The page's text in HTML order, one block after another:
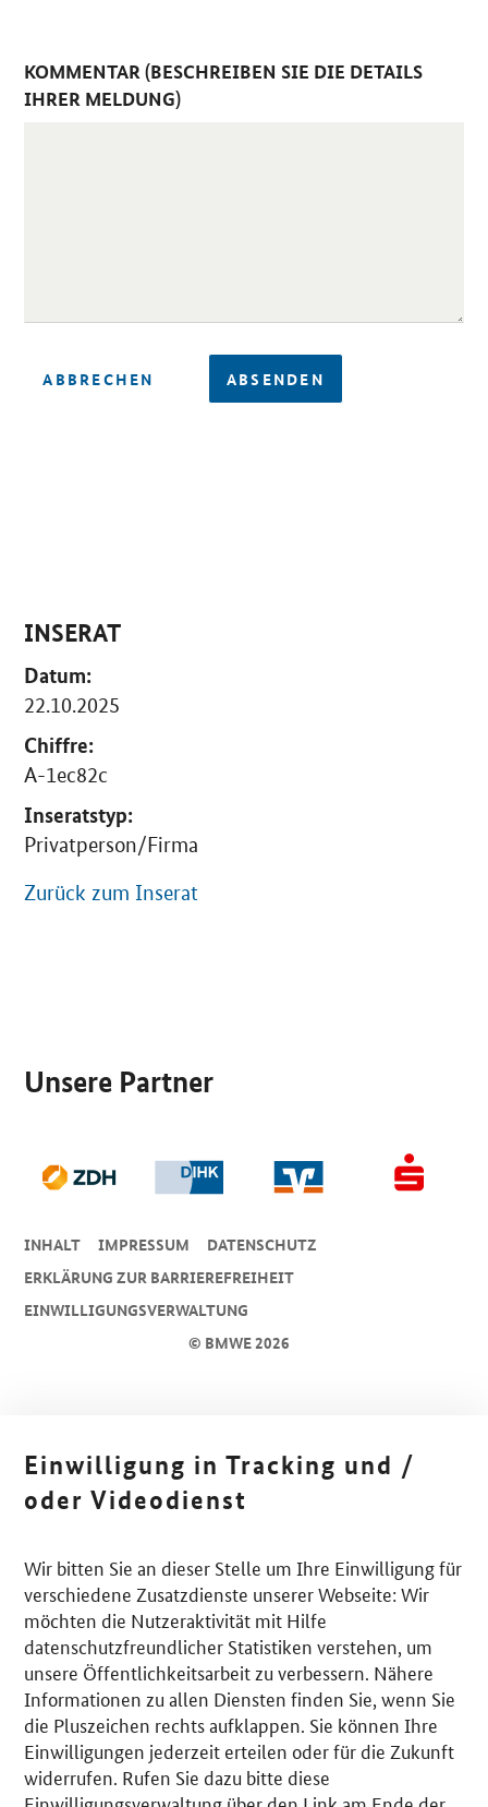
KOMMENTAR (BESCHREIBEN SIE DIE DETAILS
IHRER MELDUNG)
ABBRECHEN ABSENDEN
INSERAT
Datum:
22.10.2025
Chiffre:
A-1ec82c
Inseratstyp:
Privatperson/Firma
Zurück zum Inserat
Unsere Partner
© BMWE 2026
INHALT IMPRESSUM
DA­TEN­SCHUTZ
ERKLÄRUNG ZUR BARRIEREFREIHEIT
EINWILLIGUNGSVERWALTUNG
Einwilligung in Tracking und /
oder Videodienst
Wir bitten Sie an dieser Stelle um Ihre Einwilligung für
verschiedene Zusatzdienste unserer Webseite: Wir
möchten die Nutzeraktivität mit Hilfe
datenschutzfreundlicher Statistiken verstehen, um
unsere Öffentlichkeitsarbeit zu verbessern. Nähere
Informationen zu allen Diensten finden Sie, wenn Sie
die Pluszeichen rechts aufklappen. Sie können Ihre
Einwilligungen jederzeit erteilen oder für die Zukunft
widerrufen. Rufen Sie dazu bitte diese